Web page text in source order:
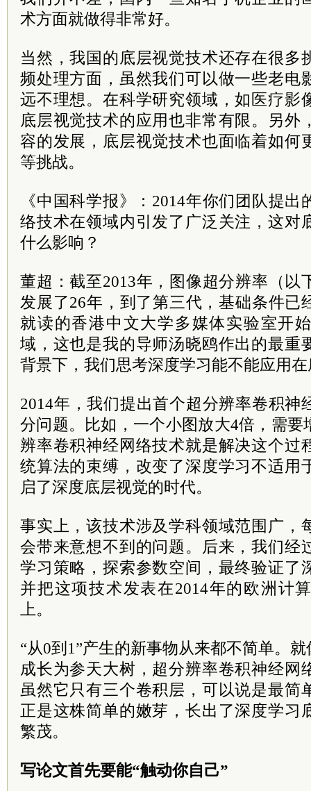
术方面就做得非常好。
当然，我国的底层视觉技术还存在很多
频处理方面，虽然我们可以做一些老电
远不理想。在科学研究领域，如医疗影
底层视觉技术的应用也非常有限。另外
容的发展，底层视觉技术也面临着如何
等挑战。
《中国科学报》：2014年你们团队提
络技术在领域内引发了广泛关注，这对
什么影响？
董超：截至2013年，图像超分辨率（以
发展了26年，到了第三代，基础条件已
就读的香港中文大学多媒体实验室开
域，这也是我的导师汤晓鸥作出的最重
背景下，我们思考深度学习能不能应用
2014年，我们提出首个超分辨率卷积神
分问题。比如，一个小图放大4倍，需要
辨率卷积神经网络技术就是解决这个过
统算法的束缚，改变了深度学习不适用
启了深度底层视觉的时代。
事实上，该技术涉及学科领域范围广，
会带来意想不到的问题。后来，我们经
学习策略，探索参数空间，最终验证了
并把这项技术发表在2014年的欧洲计
上。
“从0到1”产生的新事物从来都不简单。
成长为参天大树，超分辨率卷积神经网
虽然它只有三个卷积层，可以说是最简
正是这株简单的嫩芽，长出了深度学习
繁茂。
写论文首先要能“触动你自己”